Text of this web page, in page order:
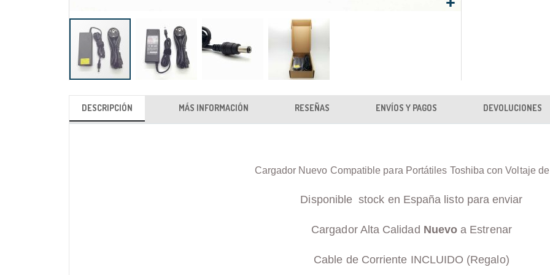
DESCRIPCIÓN
Cargador Nuevo Compatible para Portátiles Toshiba con Voltaje de
Disponible stock en España listo para enviar
Cargador Alta Calidad Nuevo a Estrenar
Cable de Corriente INCLUIDO (Regalo)
MÁS INFORMACIÓN RESEÑAS ENVÍOS Y PAGOS DEVOLUCIONES